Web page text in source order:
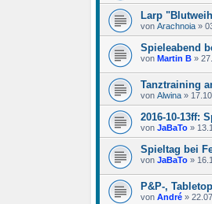
Larp
von Arachnoia »
Spieleabend
von Martin B »
Tanztraining
von Alwina »
2016-10-13ff:
von JaBaTo »
Spieltag bei
von JaBaTo »
P&P-,
von André »